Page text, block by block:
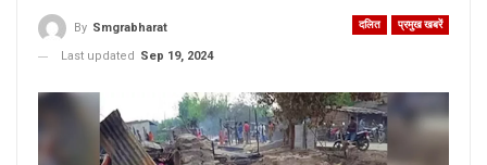
दलित प्रमुख खबरें
By Smgrabharat
Last updated
Sep 19, 2024